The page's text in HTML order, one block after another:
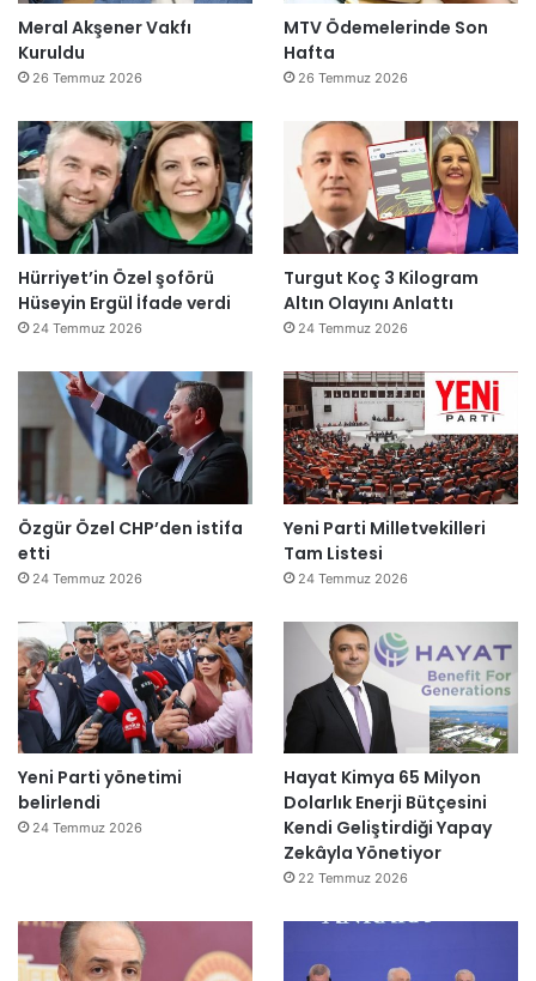
Meral Akşener Vakfı
Kuruldu
26 Temmuz 2026
MTV Ödemelerinde Son
Hafta
26 Temmuz 2026
Hürriyet’in Özel şoförü
Hüseyin Ergül İfade verdi
24 Temmuz 2026
Turgut Koç 3 Kilogram
Altın Olayını Anlattı
24 Temmuz 2026
Özgür Özel CHP’den istifa
etti
24 Temmuz 2026
Yeni Parti Milletvekilleri
Tam Listesi
24 Temmuz 2026
Yeni Parti yönetimi
belirlendi
24 Temmuz 2026
Hayat Kimya 65 Milyon
Dolarlık Enerji Bütçesini
Kendi Geliştirdiği Yapay
Zekâyla Yönetiyor
22 Temmuz 2026